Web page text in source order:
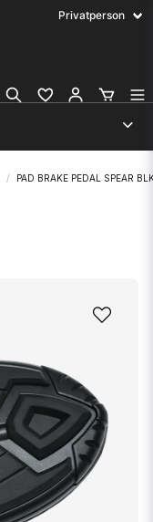
PAD BRAKE PEDAL SPEAR